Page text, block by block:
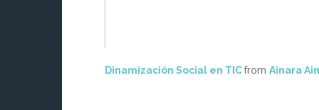
Dinamización Social en TICfrom Ainara